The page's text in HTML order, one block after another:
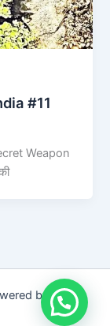
#11
Weapon
byAstra